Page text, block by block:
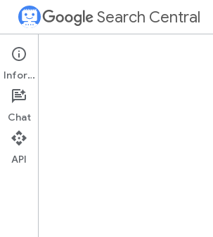
Search Central
Documentation
Fundamentos de SEO
Información
Chat
API